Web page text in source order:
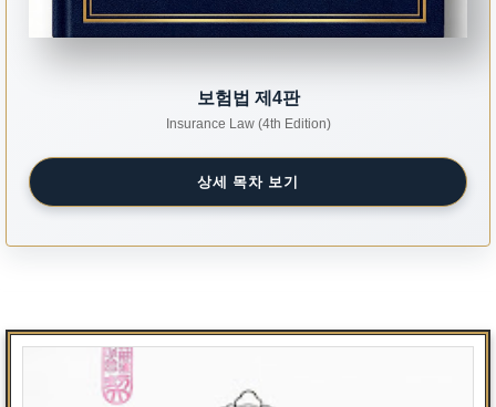
보험법 제4판
Insurance Law (4th Edition)
상세 목차 보기